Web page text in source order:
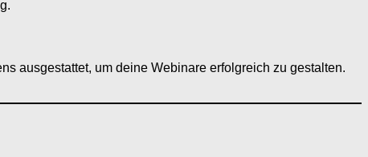
ausgestattet, um deine Webinare erfolgreich zu gestalten.